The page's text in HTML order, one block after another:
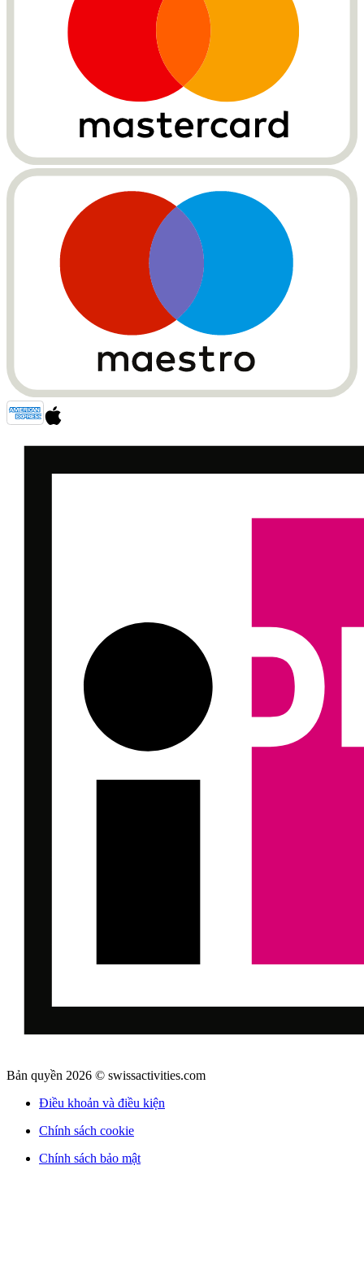
Bản quyền 2026 © swissactivities.com
Điều khoản và điều kiện
Chính sách cookie
Chính sách bảo mật